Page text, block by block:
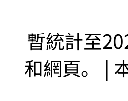
暫統計至
和網頁。 |